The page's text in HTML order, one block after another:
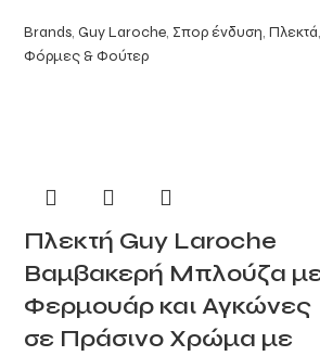
Brands, Guy Laroche, Σπορ ένδυση, Πλεκτά,
Φόρμες & Φούτερ
Πλεκτή Guy Laroche
Βαμβακερή Μπλούζα
Φερμουάρ και Αγκώνες
σε Πράσινο Χρώμα με